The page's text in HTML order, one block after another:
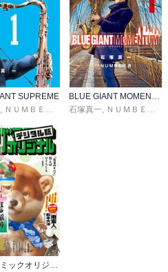
SUPREME
, ＮＵＭＢＥＲ８
BLUE GIANT MOMENTUM
石塚真一, ＮＵＭＢＥＲ８